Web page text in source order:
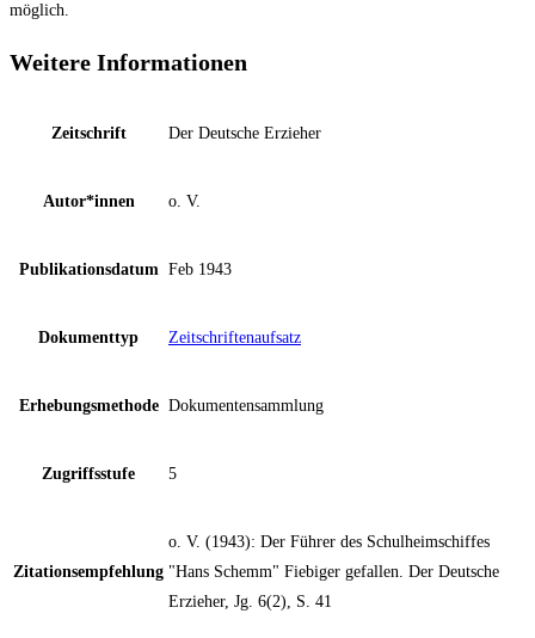
möglich.
Weitere Informationen
Zeitschrift Der Deutsche Erzieher
Autor*innen o. V.
Publikationsdatum Feb 1943
Dokumenttyp Zeitschriftenaufsatz
Erhebungsmethode Dokumentensammlung
Zugriffsstufe 5
Zitationsempfehlung
o. V. (1943): Der Führer des Schulheimschiffes
"Hans Schemm" Fiebiger gefallen. Der Deutsche
Erzieher, Jg. 6(2), S. 41